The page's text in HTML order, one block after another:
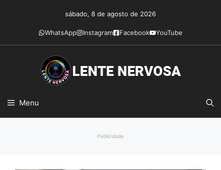
conteúdo
sábado, 8 de agosto de 2026
WhatsApp Instagram Facebook YouTube
Menu
Publicidade